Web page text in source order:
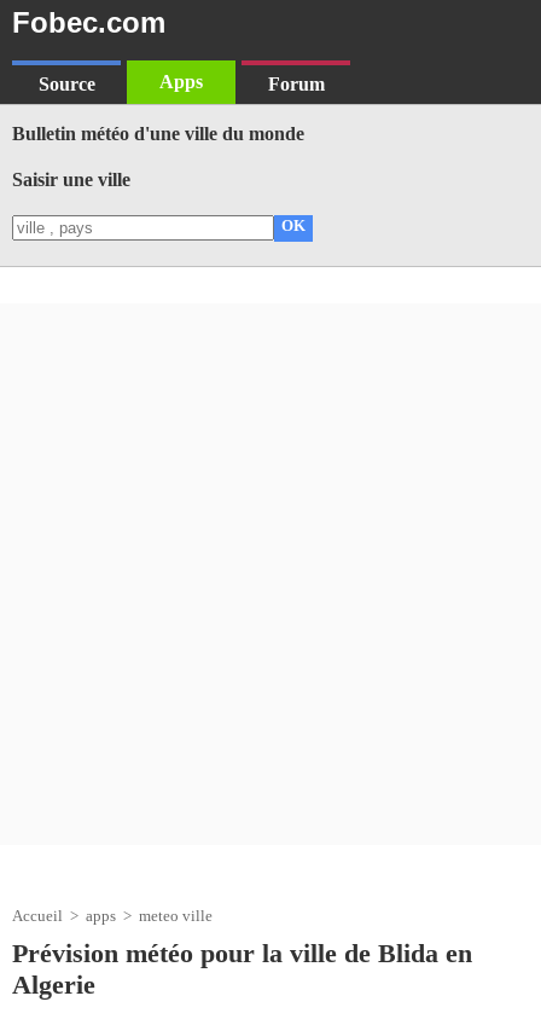
Fobec.com
Source Apps Forum
Bulletin météo d'une ville du monde
Saisir une ville
OK
Accueil > apps > meteo ville
Prévision météo pour la ville de Blida en
Algerie